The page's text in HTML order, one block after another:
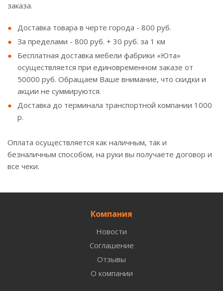
заказа.
Доставка товара в черте города - 800 руб.
За пределами - 800 руб. + 30 руб. за 1 км
Бесплатная доставка мебели фабрики «Юта»
осуществляется при единовременном заказе от
50000 руб. Обращаем Ваше внимание, что скидки и
акции не суммируются.
Доставка до терминала транспортной компании 1000
р.
Оплата осуществляется как наличным, так и
безналичным способом, на руки вы получаете договор и
все чеки.
Компания
Новости
Соглашение
Отзывы
О компании